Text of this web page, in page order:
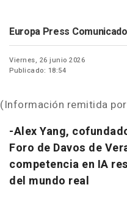
Europa Press
Viernes, 26 junio 2026
Publicado: 18:54
(Información remitida
-Alex Yang,
Foro de Davos de
competencia en IA
del mundo real